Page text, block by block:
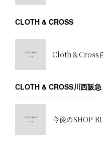
CLOTH & CROSS
Cloth＆Cross
CLOTH & CROSS川西阪急
今後のSHOP